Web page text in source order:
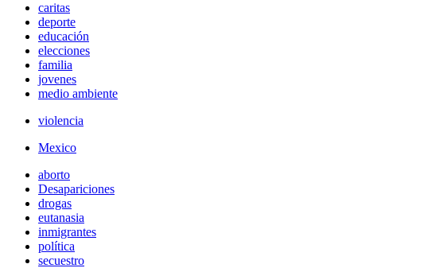
caritas
deporte
educación
elecciones
familia
jovenes
medio ambiente
violencia
Mexico
aborto
Desapariciones
drogas
eutanasia
inmigrantes
política
secuestro